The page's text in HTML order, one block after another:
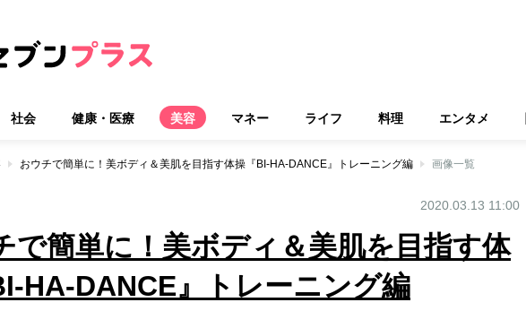
社会 健康・医療 美容 マネー ライフ 料理 エンタメ
おウチで簡単に！美ボディ＆美肌を目指す体操『BI-HA-DANCE』トレーニング編 画像一覧
2020.03.13 11:00
で簡単に！美ボディ＆美肌を目指す体
HA-DANCE』トレーニング編